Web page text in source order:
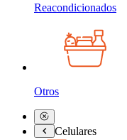
Reacondicionados
Otros
Celulares